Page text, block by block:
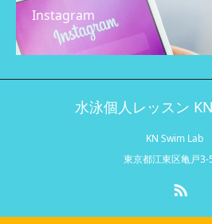
Instagram
水泳個人レッスン
KN Swim Lab
東京都江東区亀戸3-